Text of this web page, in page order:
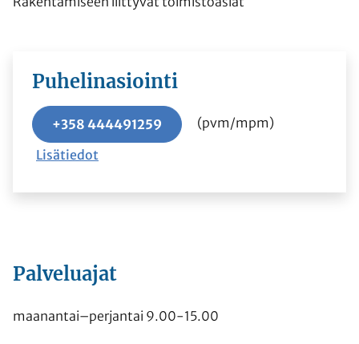
Puhelinasiointi
+358 444491259 (pvm/mpm)
Lisätiedot
Palveluajat
maanantai–perjantai 9.00-15.00